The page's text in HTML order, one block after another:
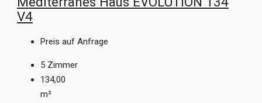
V4
Preis auf Anfrage
5 Zimmer
134,00
m²